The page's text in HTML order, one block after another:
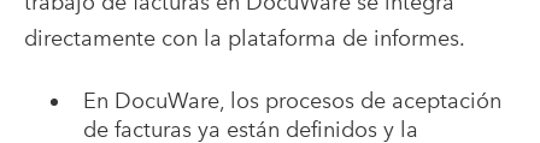
directamente con la plataforma de informes.
En DocuWare, los procesos de aceptación
de facturas ya están definidos y la